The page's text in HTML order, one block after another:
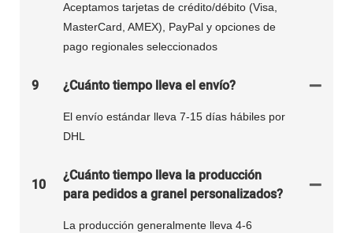
Aceptamos tarjetas de crédito/débito (Visa,
MasterCard, AMEX), PayPal y opciones de
pago regionales seleccionados
9 ¿Cuánto tiempo lleva el envío?
El envío estándar lleva 7-15 días hábiles por
DHL
10
¿Cuánto tiempo lleva la producción
para pedidos a granel personalizados?
La producción generalmente lleva 4-6